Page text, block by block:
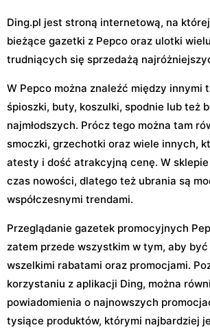
Ding.pl jest stroną internetową, na
bieżące gazetki z Pepco oraz ulotki
trudniących się sprzedażą
W Pepco można znaleźć między innymi
śpioszki, buty, koszulki, spodnie lub też
najmłodszych. Prócz tego można tam
smoczki, grzechotki oraz wiele innych,
atesty i dość atrakcyjną cenę. W sklepie
czas nowości, dlatego też ubrania są
współczesnymi trendami.
Przeglądanie gazetek promocyjnych
zatem przede wszystkim w tym, aby
wszelkimi rabatami oraz promocjami.
korzystaniu z aplikacji Ding, można
powiadomienia o najnowszych
tysiące produktów, którymi najbardziej